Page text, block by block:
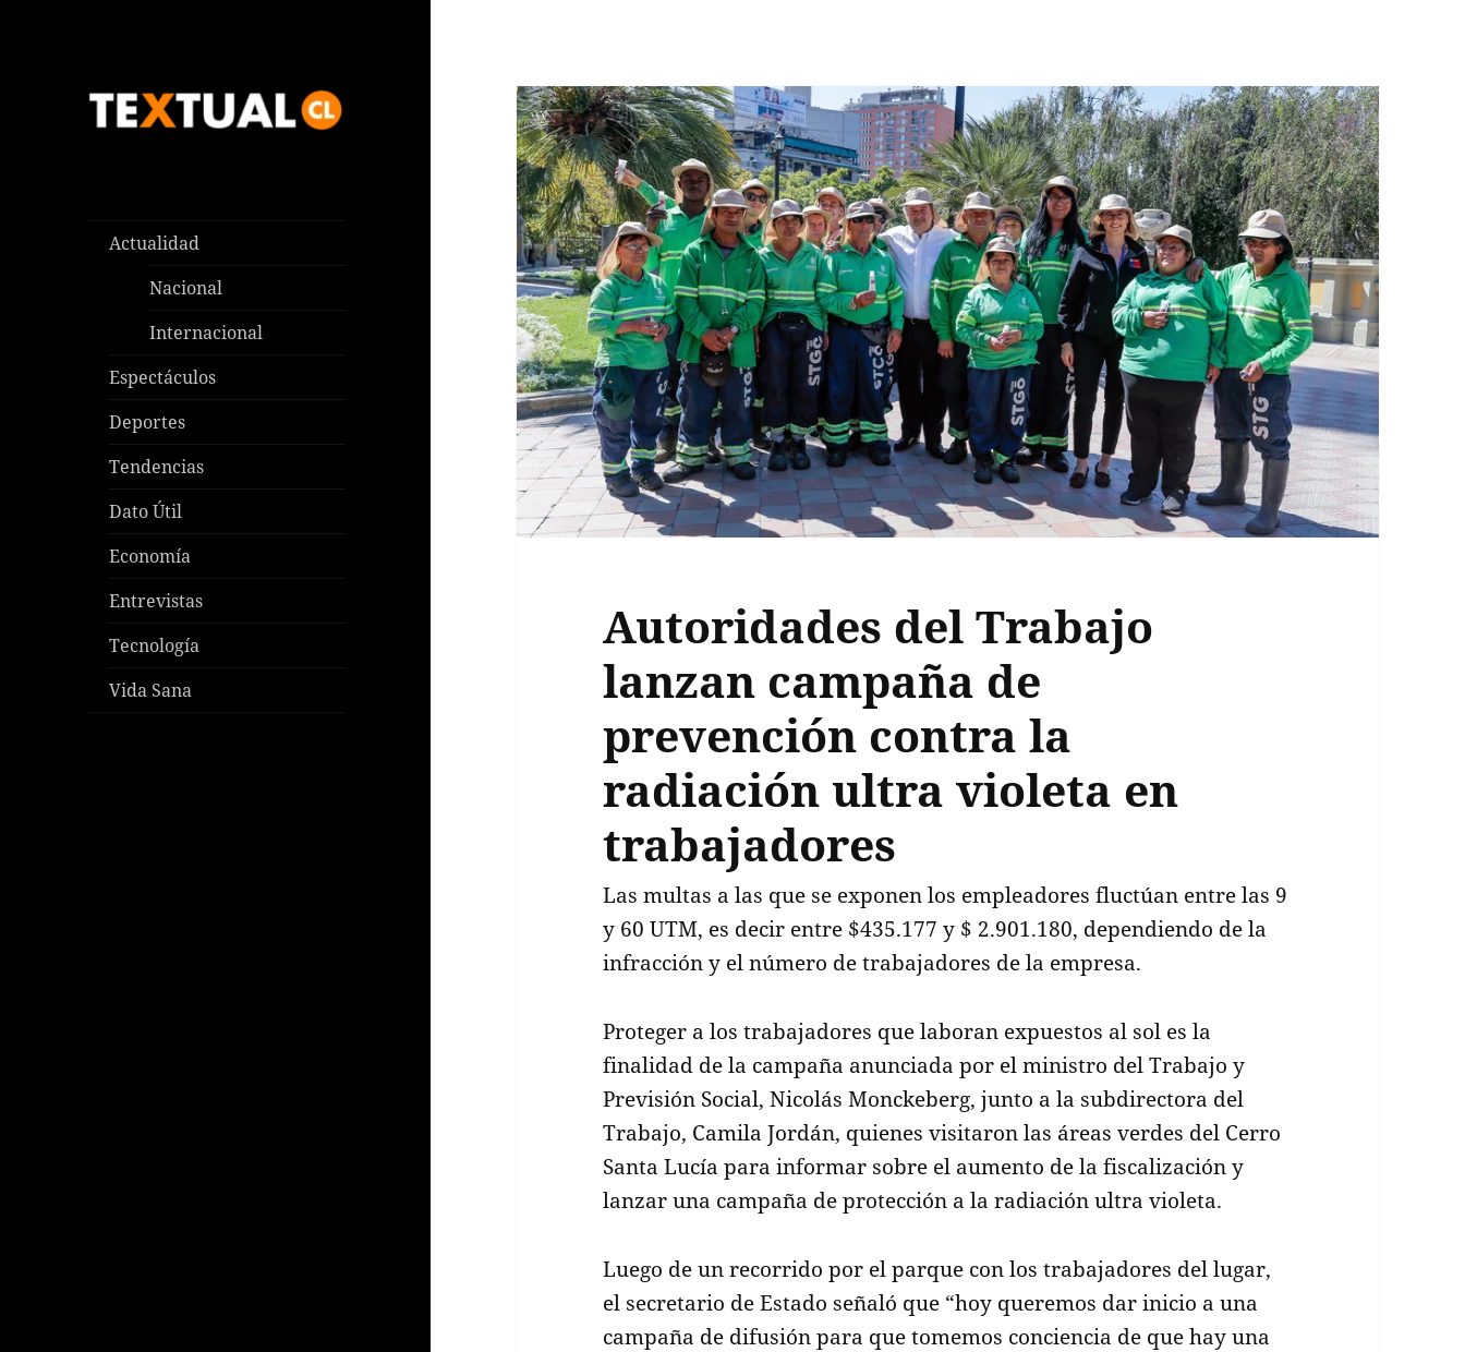
Actualidad
Nacional
Internacional
Espectáculos
Deportes
Tendencias
Dato Útil
Economía
Entrevistas
Tecnología
Vida Sana
Autoridades del Trabajo
lanzan campaña de
prevención contra la
radiación ultra violeta en
trabajadores
Las multas a las que se exponen los empleadores fluctúan entre las 9
y 60 UTM, es decir entre $435.177 y $ 2.901.180, dependiendo de la
infracción y el número de trabajadores de la empresa.
Proteger a los trabajadores que laboran expuestos al sol es la
finalidad de la campaña anunciada por el ministro del Trabajo y
Previsión Social, Nicolás Monckeberg, junto a la subdirectora del
Trabajo, Camila Jordán, quienes visitaron las áreas verdes del Cerro
Santa Lucía para informar sobre el aumento de la fiscalización y
lanzar una campaña de protección a la radiación ultra violeta.
Luego de un recorrido por el parque con los trabajadores del lugar,
el secretario de Estado señaló que “hoy queremos dar inicio a una
campaña de difusión para que tomemos conciencia de que hay una